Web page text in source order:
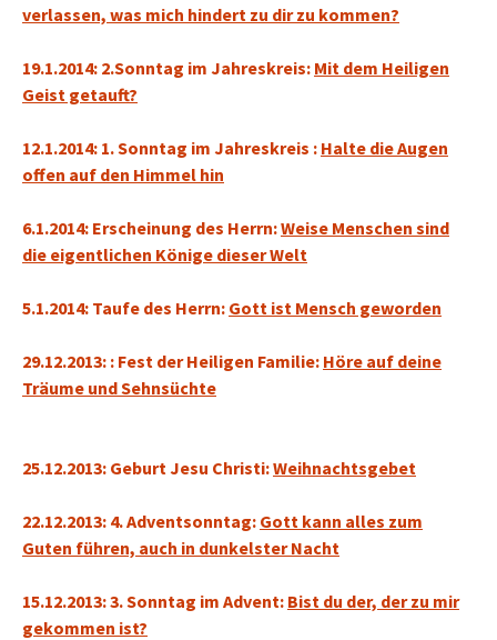
verlassen, was mich hindert zu dir zu kommen?
19.1.2014: 2.Sonntag im Jahreskreis: Mit dem Heiligen
Geist getauft?
12.1.2014: 1. Sonntag im Jahreskreis : Halte die Augen
offen auf den Himmel hin
6.1.2014: Erscheinung des Herrn:Weise Menschen sind
die eigentlichen Könige dieser Welt
5.1.2014: Taufe des Herrn: Gott ist Mensch geworden
29.12.2013: : Fest der Heiligen Familie: Höre auf deine
Träume und Sehnsüchte
25.12.2013: Geburt Jesu Christi:Weihnachtsgebet
22.12.2013: 4. Adventsonntag: Gott kann alles zum
Guten führen, auch in dunkelster Nacht
15.12.2013: 3. Sonntag im Advent: Bist du der, der zu mir
gekommen ist?